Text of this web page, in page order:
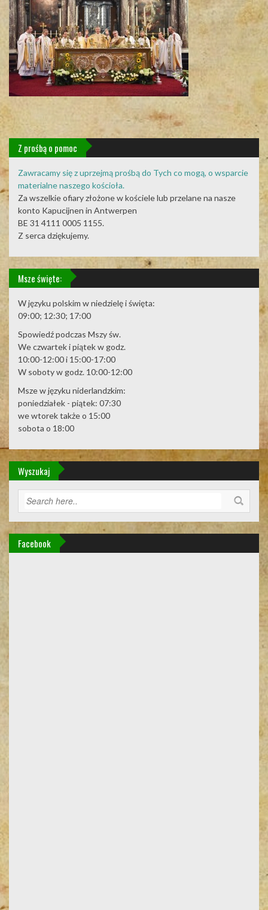
Z prośbą o pomoc
Zawracamy się z uprzejmą prośbą do Tych co mogą, o wsparcie
materialne naszego kościoła.
Za wszelkie ofiary złożone w kościele lub przelane na nasze
konto Kapucijnen in Antwerpen
BE 31 4111 0005 1155.
Z serca dziękujemy.
Msze święte:
W języku polskim w niedzielę i święta:
09:00; 12:30; 17:00
Spowiedź podczas Mszy św.
We czwartek i piątek w godz.
10:00-12:00 i 15:00-17:00
W soboty w godz. 10:00-12:00
Msze w języku niderlandzkim:
poniedziałek - piątek: 07:30
we wtorek także o 15:00
sobota o 18:00
Wyszukaj
Facebook